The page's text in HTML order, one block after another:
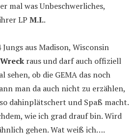
mal was Unbeschwerliches,
LP M.I..
aus Madison, Wisconsin
raus und darf auch offiziell
sehen, ob die GEMA das noch
man da auch nicht zu erzählen,
dahinplätschert und Spaß macht.
wie ich grad drauf bin. Wird
gehen. Wat weiß ich….